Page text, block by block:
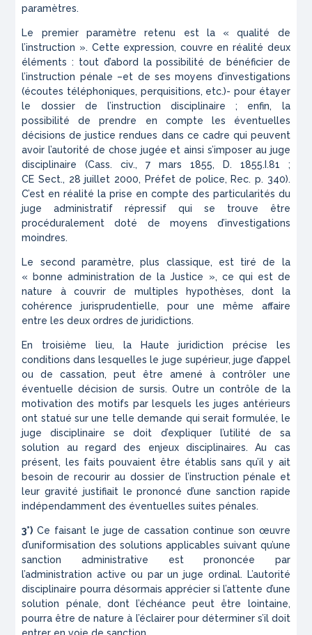
paramètres.
Le premier paramètre retenu est la « qualité de
l’instruction ». Cette expression, couvre en réalité deux
éléments : tout d’abord la possibilité de bénéficier de
l’instruction pénale –et de ses moyens d’investigations
(écoutes téléphoniques, perquisitions, etc.)- pour étayer
le dossier de l’instruction disciplinaire ; enfin, la
possibilité de prendre en compte les éventuelles
décisions de justice rendues dans ce cadre qui peuvent
avoir l’autorité de chose jugée et ainsi s’imposer au juge
disciplinaire (Cass. civ., 7 mars 1855,
D. 1855.I.81 ;
CE Sect., 28 juillet 2000, Préfet de police, Rec. p. 340).
C’est en réalité la prise en compte des particularités du
juge administratif répressif qui se trouve être
procéduralement doté de moyens d’investigations
moindres.
Le second paramètre, plus classique, est tiré de la
« bonne administration de la Justice », ce qui est de
nature à couvrir de multiples hypothèses, dont la
cohérence jurisprudentielle, pour une même affaire
entre les deux ordres de juridictions.
En troisième lieu, la Haute juridiction précise les
conditions dans lesquelles le juge supérieur, juge d’appel
ou de cassation, peut être amené à contrôler une
éventuelle décision de sursis. Outre un contrôle de la
motivation des motifs par lesquels les juges antérieurs
ont statué sur une telle demande qui serait formulée, le
juge disciplinaire se doit d’expliquer l’utilité de sa
solution au regard des enjeux disciplinaires. Au cas
présent, les faits pouvaient être établis sans qu’il y ait
besoin de recourir au dossier de l’instruction pénale et
leur gravité justifiait le prononcé d’une sanction rapide
indépendamment des éventuelles suites pénales.
3°) Ce faisant le juge de cassation continue son œuvre
d’uniformisation des solutions applicables suivant qu’une
sanction administrative est prononcée par
l’administration active ou par un juge ordinal. L’autorité
disciplinaire pourra désormais apprécier si l’attente d’une
solution pénale, dont l’échéance peut être lointaine,
pourra être de nature à l’éclairer pour déterminer s’il doit
entrer en voie de sanction.